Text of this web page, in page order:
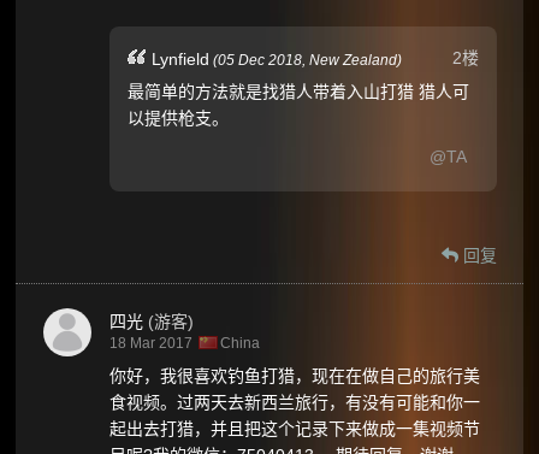
2楼
Lynfield (05 Dec 2018,New Zealand)
最简单的方法就是找猎人带着入山打猎 猎人可
以提供枪支。
@TA
回复
四光 (游客)
18 Mar 2017 China
你好，我很喜欢钓鱼打猎，现在在做自己的旅行美
食视频。过两天去新西兰旅行，有没有可能和你一
起出去打猎，并且把这个记录下来做成一集视频节